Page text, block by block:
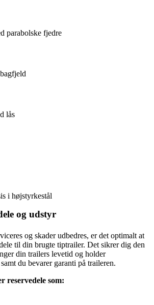
parabolske fjedre
lås
i højstyrkestål
og udstyr
og skader udbedres, er det optimalt at
til din brugte tiptrailer. Det sikrer dig den
din trailers levetid og holder
du bevarer garanti på traileren.
reservedele som: